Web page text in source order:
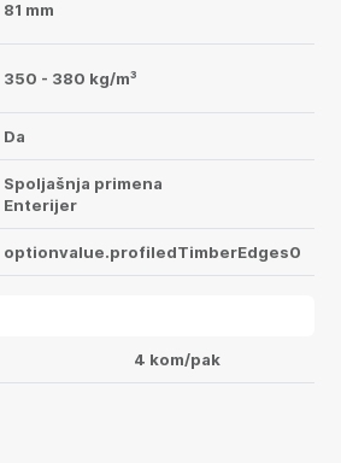
81 mm
350 - 380 kg/m³
Da
Spoljašnja primena
Enterijer
optionvalue.profiledTimberEdges0
4 kom/pak